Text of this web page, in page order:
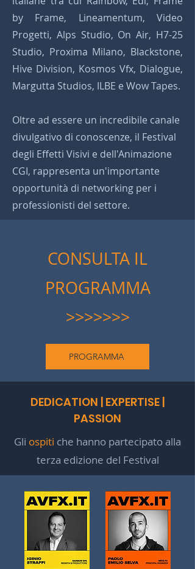
by Frame, Lineamentum, Video
Progetti, Alps Studio, On Air, H7-25
Studio, Proxima Milano, Blackstone,
Hive Division, Kosmos Vfx, Dialogue,
Margutta Studios, ILBE e Wow Tapes.
Oltre ad essere un incredibile canale
divulgativo di conoscenze, il Festival
degli Effetti Visivi e dell'Animazione
CGI, rappresenta un'importante
opportunità di networking per i
professionisti del settore.
CONSULTA IL
PROGRAMMA
>>>>>>>
PROGRAMMA
DEDICATION | EXPERTISE |
PASSION
Gli ospiti che hanno partecipato alla
terza edizione del Festival